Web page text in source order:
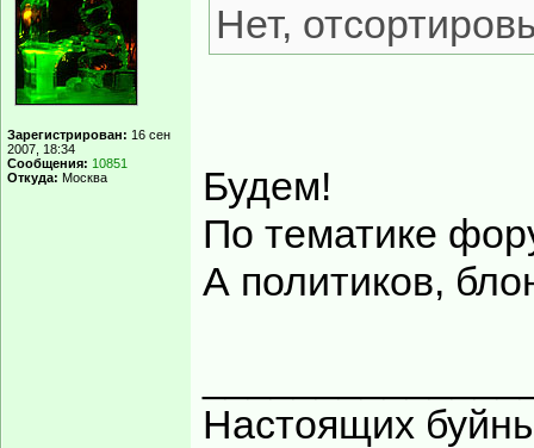
Зарегистрирован: 16 сен
2007, 18:34
Сообщения: 10851
Откуда: Москва
Нет,
Будем!
По тематике
А политиков,
Настоящих